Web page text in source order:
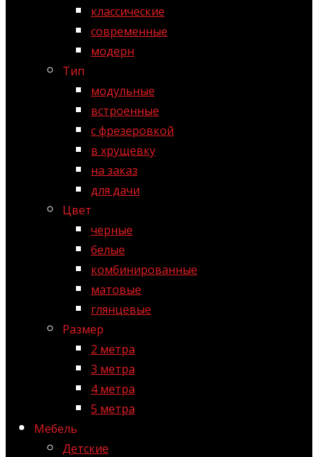
классические
современные
модерн
Тип
модульные
встроенные
с фрезеровкой
в хрущевку
на заказ
для дачи
Цвет
черные
белые
комбинированные
матовые
глянцевые
Размер
2 метра
3 метра
4 метра
5 метра
Мебель
Детские